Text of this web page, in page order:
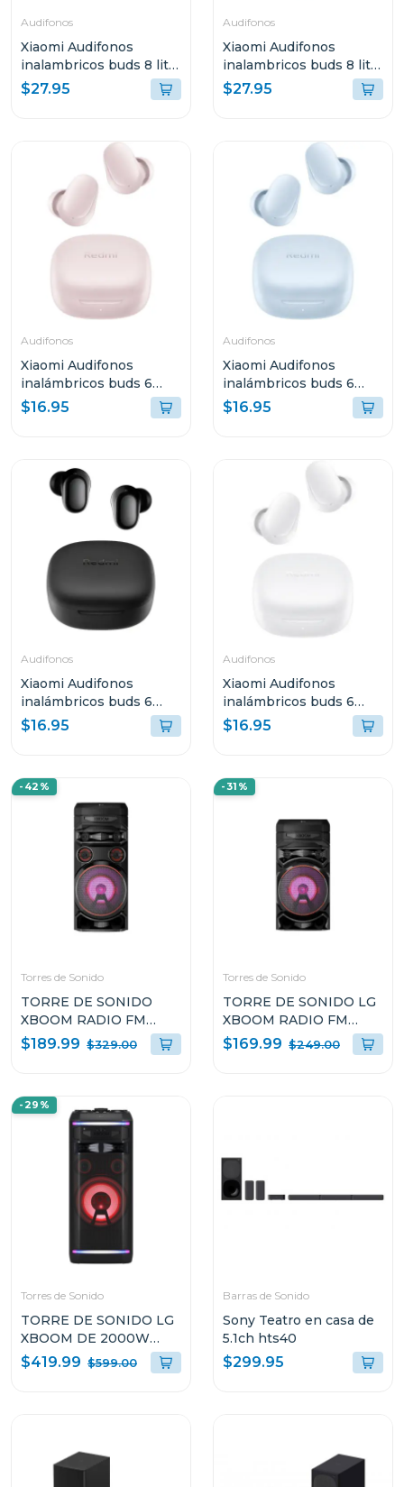
Audifonos
Xiaomi Audifonos
inalambricos buds 8 lite
negro 2539e1n
$27.95
Audifonos
Xiaomi Audifonos
inalambricos buds 8 lite
azul 2539e1a
$27.95
Audifonos
Xiaomi Audifonos
inalámbricos buds 6
play rosa 2420e1r
$16.95
Audifonos
Xiaomi Audifonos
inalámbricos buds 6
play negro azul 2420e1a
$16.95
Audifonos
Xiaomi Audifonos
inalámbricos buds 6
play negro 2420e1n
$16.95
Audifonos
Xiaomi Audifonos
inalámbricos buds 6
play blanco 2420e1b
$16.95
-42%
Torres de Sonido
TORRE DE SONIDO
XBOOM RADIO FM
MULTI BLUETOOTH
SUPER BASS BOOST
$189.99 $329.00
-31%
Torres de Sonido
TORRE DE SONIDO LG
XBOOM RADIO FM
MULTI BLUETOOTH
SUPER BASS BOOST
$169.99 $249.00
-29%
Torres de Sonido
TORRE DE SONIDO LG
XBOOM DE 2000W
KARAOKE STAR PRO DJ
WHEEL OK99M
$419.99 $599.00
Barras de Sonido
Sony Teatro en casa de
5.1ch hts40
$299.95